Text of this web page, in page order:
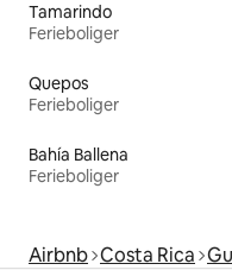
Tamarindo
Ferieboliger
Quepos
Ferieboliger
Bahía Ballena
Ferieboliger
Airbnb Costa Rica